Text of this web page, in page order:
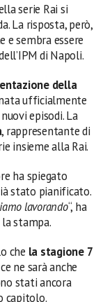
serie Rai si
La risposta, però,
sembra essere
di Napoli.
della
ufficialmente
episodi. La
, rappresentante di
insieme alla Rai.
ha spiegato
stato pianificato.
lavorando“, ha
stampa.
che la stagione 7
ne sarà anche
stati ancora
capitolo.